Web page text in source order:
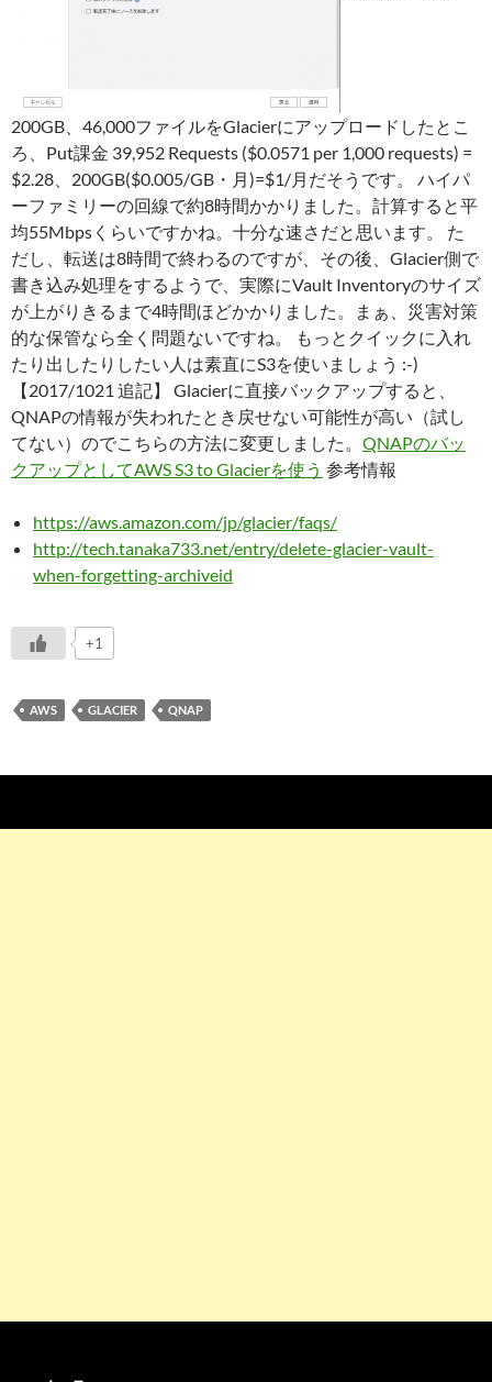
200GB、46,000ファイルをGlacierにアップロードしたとこ
ろ、Put課金 39,952 Requests ($0.0571 per 1,000 requests) =
$2.28、200GB($0.005/GB・月)=$1/月だそうです。 ハイパ
ーファミリーの回線で約8時間かかりました。計算すると平
均55Mbpsくらいですかね。十分な速さだと思います。 た
だし、転送は8時間で終わるのですが、その後、Glacier側で
書き込み処理をするようで、実際にVault Inventoryのサイズ
が上がりきるまで4時間ほどかかりました。まぁ、災害対策
的な保管なら全く問題ないですね。 もっとクイックに入れ
たり出したりしたい人は素直にS3を使いましょう :-)
【2017/1021 追記】 Glacierに直接バックアップすると、
QNAPの情報が失われたとき戻せない可能性が高い（試し
てない）のでこちらの方法に変更しました。 QNAPのバッ
クアップとしてAWS S3 to Glacierを使う 参考情報
https://aws.amazon.com/jp/glacier/faqs/
http://tech.tanaka733.net/entry/delete-glacier-vault-
when-forgetting-archiveid
+1
AWS GLACIER QNAP